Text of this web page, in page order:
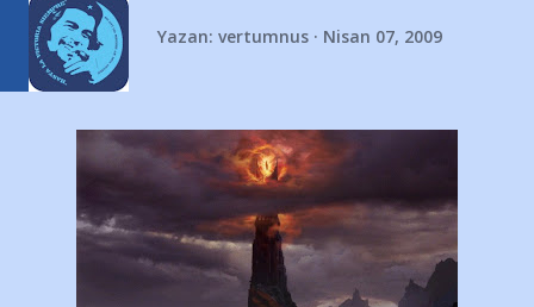
Yazan: vertumnus Nisan 07, 2009